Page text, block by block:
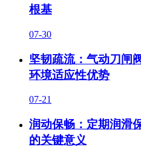
根基
07-30
坚韧疏流：气动刀闸
环境适应性优势
07-21
润动保畅：定期润滑
的关键意义